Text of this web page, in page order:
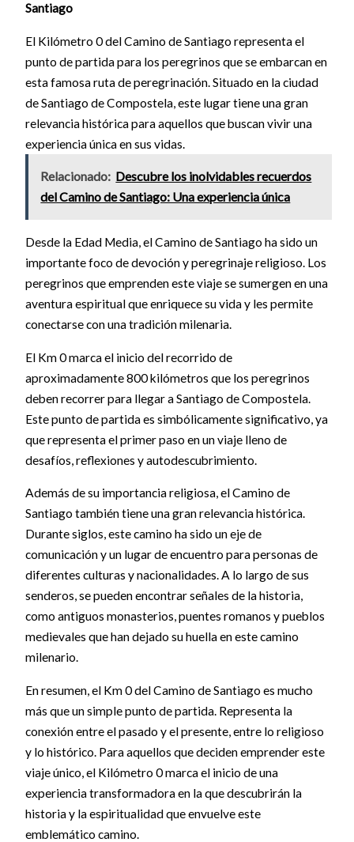
Santiago
El Kilómetro 0 del Camino de Santiago representa el
punto de partida para los peregrinos que se embarcan en
esta famosa ruta de peregrinación. Situado en la ciudad
de Santiago de Compostela, este lugar tiene una gran
relevancia histórica para aquellos que buscan vivir una
experiencia única en sus vidas.
Relacionado: Descubre los inolvidables recuerdos
del Camino de Santiago: Una experiencia única
Desde la Edad Media, el Camino de Santiago ha sido un
importante foco de devoción y peregrinaje religioso. Los
peregrinos que emprenden este viaje se sumergen en una
aventura espiritual que enriquece su vida y les permite
conectarse con una tradición milenaria.
El Km 0 marca el inicio del recorrido de
aproximadamente 800 kilómetros que los peregrinos
deben recorrer para llegar a Santiago de Compostela.
Este punto de partida es simbólicamente significativo, ya
que representa el primer paso en un viaje lleno de
desafíos, reflexiones y autodescubrimiento.
Además de su importancia religiosa, el Camino de
Santiago también tiene una gran relevancia histórica.
Durante siglos, este camino ha sido un eje de
comunicación y un lugar de encuentro para personas de
diferentes culturas y nacionalidades. A lo largo de sus
senderos, se pueden encontrar señales de la historia,
como antiguos monasterios, puentes romanos y pueblos
medievales que han dejado su huella en este camino
milenario.
En resumen, el Km 0 del Camino de Santiago es mucho
más que un simple punto de partida. Representa la
conexión entre el pasado y el presente, entre lo religioso
y lo histórico. Para aquellos que deciden emprender este
viaje único, el Kilómetro 0 marca el inicio de una
experiencia transformadora en la que descubrirán la
historia y la espiritualidad que envuelve este
emblemático camino.